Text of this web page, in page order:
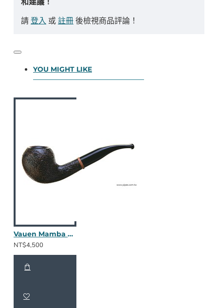
請登入 或註冊後檢視商品評論！
YOU MIGHT LIKE
Vauen Mamba 5508
NT$4,500